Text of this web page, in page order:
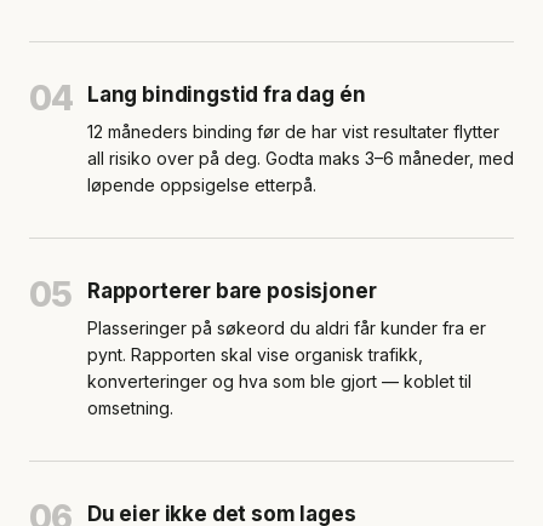
04 Lang bindingstid fra dag én
12 måneders binding før de har vist resultater flytter
all risiko over på deg. Godta maks 3–6 måneder, med
løpende oppsigelse etterpå.
05 Rapporterer bare posisjoner
Plasseringer på søkeord du aldri får kunder fra er
pynt. Rapporten skal vise organisk trafikk,
konverteringer og hva som ble gjort — koblet til
omsetning.
06 Du eier ikke det som lages